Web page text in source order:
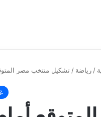
/ رياضة / تشكيل منتخب مصر